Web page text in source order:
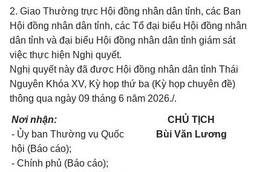
2. Giao Thường trực Hội đồng nhân dân tỉnh, các Ban
Hội đồng nhân dân tỉnh, các Tổ đại biểu Hội đồng nhân
dân tỉnh và đại biểu Hội đồng nhân dân tỉnh giám sát
việc thực hiện Nghị quyết.
Nghị quyết này đã được Hội đồng nhân dân tỉnh Thái
Nguyên Khóa XV, Kỳ họp thứ ba (Kỳ họp chuyên đề)
thông qua ngày 09 tháng 6 năm 2026./.
Nơi nhận:
- Ủy ban Thường vụ Quốc
hội (Báo cáo);
- Chính phủ (Báo cáo);
CHỦ TỊCH
Bùi Văn Lương